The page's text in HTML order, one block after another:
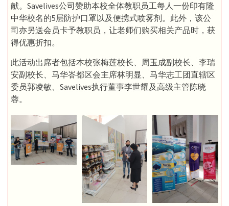
献。Savelives公司赞助本校全体教职员工每人一份印有隆
中华校名的5层防护口罩以及便携式喷雾剂。此外，该公
司亦另送会员卡予教职员，让老师们购买相关产品时，获
得优惠折扣。
此活动出席者包括本校张梅莲校长、周玉成副校长、李瑞
安副校长、马华峇都区会主席林明显、马华志工团直辖区
委员郭凌敏、Savelives执行董事李世耀及高级主管陈晓
蓉。